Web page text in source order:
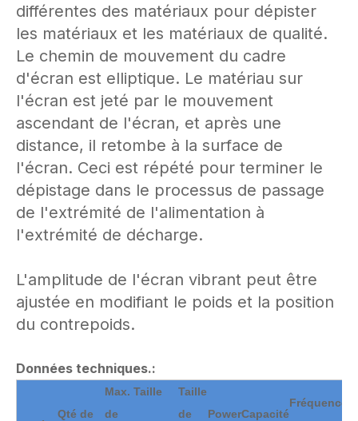
différentes des matériaux pour dépister
les matériaux et les matériaux de qualité.
Le chemin de mouvement du cadre
d'écran est elliptique. Le matériau sur
l'écran est jeté par le mouvement
ascendant de l'écran, et après une
distance, il retombe à la surface de
l'écran. Ceci est répété pour terminer le
dépistage dans le processus de passage
de l'extrémité de l'alimentation à
l'extrémité de décharge.
L'amplitude de l'écran vibrant peut être
ajustée en modifiant le poids et la position
du contrepoids.
Données techniques.:
Qté de
Max. Taille
de
Taille
de
PowerCapacité
Fréquence